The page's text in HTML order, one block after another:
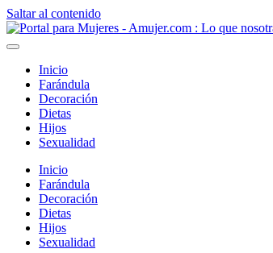
Saltar al contenido
Inicio
Farándula
Decoración
Dietas
Hijos
Sexualidad
Inicio
Farándula
Decoración
Dietas
Hijos
Sexualidad